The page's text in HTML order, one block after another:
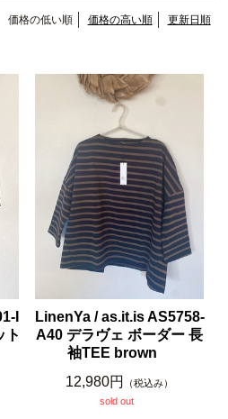
価格の低い順 価格の高い順 更新日順
I
ト
LinenYa / as.it.is AS5758-
A40 デラヴェ ボーダー 長
袖TEE brown
12,980円
（税込み）
sold out